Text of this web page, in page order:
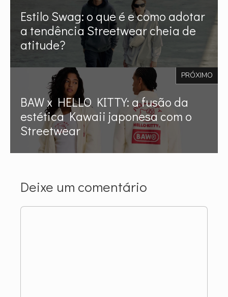
Estilo Swag: o que é e como adotar
a tendência Streetwear cheia de
atitude?
PRÓXIMO
BAW x HELLO KITTY: a fusão da
estética Kawaii japonesa com o
Streetwear
Deixe um comentário
Comentário